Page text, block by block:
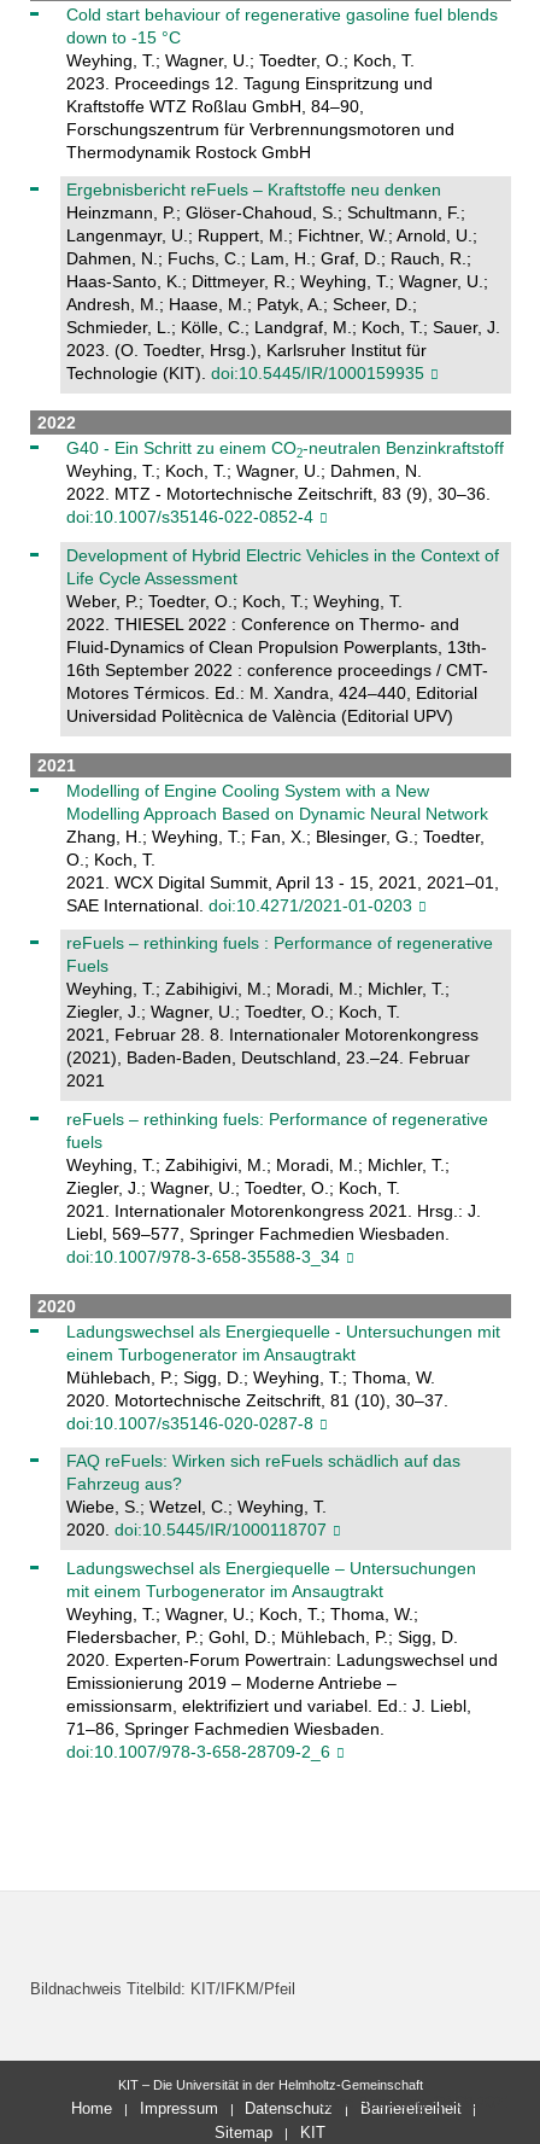
Cold start behaviour of regenerative gasoline fuel blends
down to -15 °C
Weyhing, T.; Wagner, U.; Toedter, O.; Koch, T.
2023. Proceedings 12. Tagung Einspritzung und
Kraftstoffe WTZ Roßlau GmbH, 84–90,
Forschungszentrum für Verbrennungsmotoren und
Thermodynamik Rostock GmbH
Ergebnisbericht reFuels – Kraftstoffe neu denken
Heinzmann, P.; Glöser-Chahoud, S.; Schultmann, F.;
Langenmayr, U.; Ruppert, M.; Fichtner, W.; Arnold, U.;
Dahmen, N.; Fuchs, C.; Lam, H.; Graf, D.; Rauch, R.;
Haas-Santo, K.; Dittmeyer, R.; Weyhing, T.; Wagner, U.;
Andresh, M.; Haase, M.; Patyk, A.; Scheer, D.;
Schmieder, L.; Kölle, C.; Landgraf, M.; Koch, T.; Sauer, J.
2023. (O. Toedter, Hrsg.), Karlsruher Institut für
Technologie (KIT). doi:10.5445/IR/1000159935
2022
G40 - Ein Schritt zu einem CO -neutralen Benzinkraftstoff
Weyhing, T.; Koch, T.; Wagner, U.; Dahmen, N.
2022. MTZ - Motortechnische Zeitschrift, 83 (9), 30–36.
doi:10.1007/s35146-022-0852-4
Development of Hybrid Electric Vehicles in the Context of
Life Cycle Assessment
Weber, P.; Toedter, O.; Koch, T.; Weyhing, T.
2022. THIESEL 2022 : Conference on Thermo- and
Fluid-Dynamics of Clean Propulsion Powerplants, 13th-
16th September 2022 : conference proceedings / CMT-
Motores Térmicos. Ed.: M. Xandra, 424–440, Editorial
Universidad Politècnica de València (Editorial UPV)
2021
Modelling of Engine Cooling System with a New
Modelling Approach Based on Dynamic Neural Network
Zhang, H.; Weyhing, T.; Fan, X.; Blesinger, G.; Toedter,
O.; Koch, T.
2021. WCX Digital Summit, April 13 - 15, 2021, 2021–01,
SAE International. doi:10.4271/2021-01-0203
reFuels – rethinking fuels : Performance of regenerative
Fuels
Weyhing, T.; Zabihigivi, M.; Moradi, M.; Michler, T.;
Ziegler, J.; Wagner, U.; Toedter, O.; Koch, T.
2021, Februar 28. 8. Internationaler Motorenkongress
(2021), Baden-Baden, Deutschland, 23.–24. Februar
2021
reFuels – rethinking fuels: Performance of regenerative
fuels
Weyhing, T.; Zabihigivi, M.; Moradi, M.; Michler, T.;
Ziegler, J.; Wagner, U.; Toedter, O.; Koch, T.
2021. Internationaler Motorenkongress 2021. Hrsg.: J.
Liebl, 569–577, Springer Fachmedien Wiesbaden.
doi:10.1007/978-3-658-35588-3_34
2020
Ladungswechsel als Energiequelle - Untersuchungen mit
einem Turbogenerator im Ansaugtrakt
Mühlebach, P.; Sigg, D.; Weyhing, T.; Thoma, W.
2020. Motortechnische Zeitschrift, 81 (10), 30–37.
doi:10.1007/s35146-020-0287-8
FAQ reFuels: Wirken sich reFuels schädlich auf das
Fahrzeug aus?
Wiebe, S.; Wetzel, C.; Weyhing, T.
2020. doi:10.5445/IR/1000118707
Ladungswechsel als Energiequelle – Untersuchungen
mit einem Turbogenerator im Ansaugtrakt
Weyhing, T.; Wagner, U.; Koch, T.; Thoma, W.;
Fledersbacher, P.; Gohl, D.; Mühlebach, P.; Sigg, D.
2020. Experten-Forum Powertrain: Ladungswechsel und
Emissionierung 2019 – Moderne Antriebe –
emissionsarm, elektrifiziert und variabel. Ed.: J. Liebl,
71–86, Springer Fachmedien Wiesbaden.
doi:10.1007/978-3-658-28709-2_6
Bildnachweis Titelbild: KIT/IFKM/Pfeil
letzte Änderung: 08.09.2021
KIT – Die Universität in der Helmholtz-Gemeinschaft
Home Impressum Datenschutz
Barrierefreiheit
Sitemap
KIT